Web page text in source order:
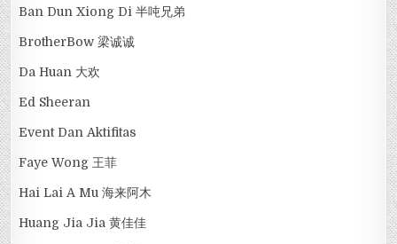
Ban Dun Xiong Di 半吨兄弟
BrotherBow 梁诚诚
Da Huan 大欢
Ed Sheeran
Event Dan Aktifitas
Faye Wong 王菲
Hai Lai A Mu 海来阿木
Huang Jia Jia 黄佳佳